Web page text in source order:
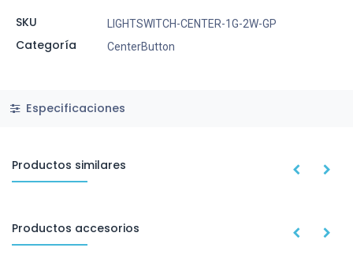
SKU LIGHTSWITCH-CENTER-1G-2W-GP
Categoría CenterButton
Especificaciones
Productos similares
Productos accesorios